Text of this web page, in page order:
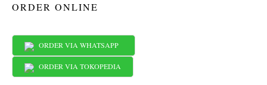
ORDER ONLINE
ORDER VIA WHATSAPP
ORDER VIA TOKOPEDIA